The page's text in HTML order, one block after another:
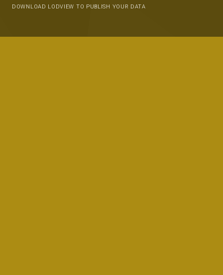
DOWNLOAD LODVIEW TO PUBLISH YOUR DATA